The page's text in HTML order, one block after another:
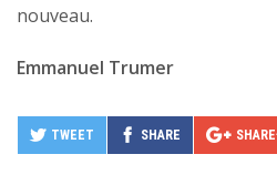
nouveau.
Emmanuel Trumer
TWEET SHARE